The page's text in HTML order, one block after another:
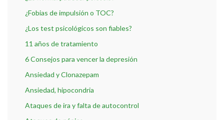
¿Fobias de impulsión o TOC?
¿Los test psicológicos son fiables?
11 años de tratamiento
6 Consejos para vencer la depresión
Ansiedad y Clonazepam
Ansiedad, hipocondria
Ataques de ira y falta de autocontrol